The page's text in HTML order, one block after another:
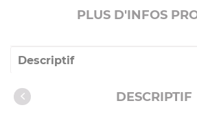
PLUS D'INFOS
Descriptif
Caractéristiques DESCRIPTIF